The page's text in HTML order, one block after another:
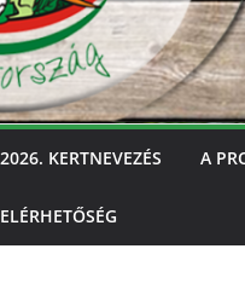
2026. KERTNEVEZÉS A
ELÉRHETŐSÉG